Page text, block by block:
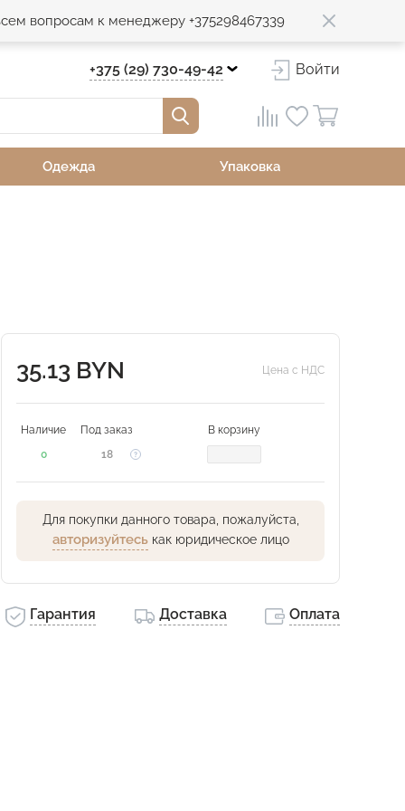
вопросам к менеджеру +375298467339
+375 (29) 730-49-42 Войти
Одежда Упаковка
35.13 BYN Цена с НДС
Наличие Под заказ
В корзину
0
18
Для покупки данного товара, пожалуйста,
авторизуйтеськак юридическое лицо
Гарантия Доставка Оплата